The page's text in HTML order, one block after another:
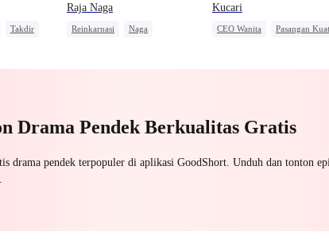
Takdir
Raja Naga
Reinkarnasi
Naga
Kucari
CEO Wanita
Pasangan Kuat
Drama Pendek Berkualitas Gratis
drama pendek terpopuler di aplikasi GoodShort. Unduh dan tonton